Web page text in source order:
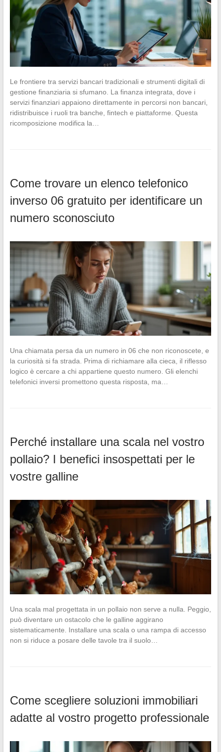
Le frontiere tra servizi bancari tradizionali e strumenti digitali di
gestione finanziaria si sfumano. La finanza integrata, dove i
servizi finanziari appaiono direttamente in percorsi non bancari,
ridistribuisce i ruoli tra banche, fintech e piattaforme. Questa
ricomposizione modifica la…
Come trovare un elenco telefonico
inverso 06 gratuito per identificare un
numero sconosciuto
Una chiamata persa da un numero in 06 che non riconoscete, e
la curiosità si fa strada. Prima di richiamare alla cieca, il riflesso
logico è cercare a chi appartiene questo numero. Gli elenchi
telefonici inversi promettono questa risposta, ma…
Perché installare una scala nel vostro
pollaio? I benefici insospettati per le
vostre galline
Una scala mal progettata in un pollaio non serve a nulla. Peggio,
può diventare un ostacolo che le galline aggirano
sistematicamente. Installare una scala o una rampa di accesso
non si riduce a posare delle tavole tra il suolo…
Come scegliere soluzioni immobiliari
adatte al vostro progetto professionale